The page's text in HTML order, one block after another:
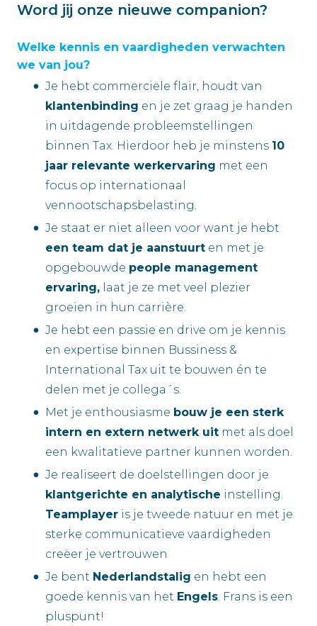
Word jij onze nieuwe companion?
Welke kennis en vaardigheden verwachten
we van jou?
Je hebt commerciële flair, houdt van
klantenbinding en je zet graag je handen
in uitdagende probleemstellingen
binnen Tax. Hierdoor heb je minstens 10
jaar relevante werkervaring met een
focus op internationaal
vennootschapsbelasting.
Je staat er niet alleen voor want je hebt
een team dat je aanstuurt en met je
opgebouwde people management
ervaring, laat je ze met veel plezier
groeien in hun carrière.
Je hebt een passie en drive om je kennis
en expertise binnen Bussiness &
International Tax uit te bouwen én te
delen met je collega´s.
Met je enthousiasme bouw je een sterk
intern en extern netwerk uit met als doel
een kwalitatieve partner kunnen worden.
Je realiseert de doelstellingen door je
klantgerichte en analytische instelling.
Teamplayer is je tweede natuur en met je
sterke communicatieve vaardigheden
creëer je vertrouwen
Je bent Nederlandstalig en hebt een
goede kennis van het Engels. Frans is een
pluspunt!